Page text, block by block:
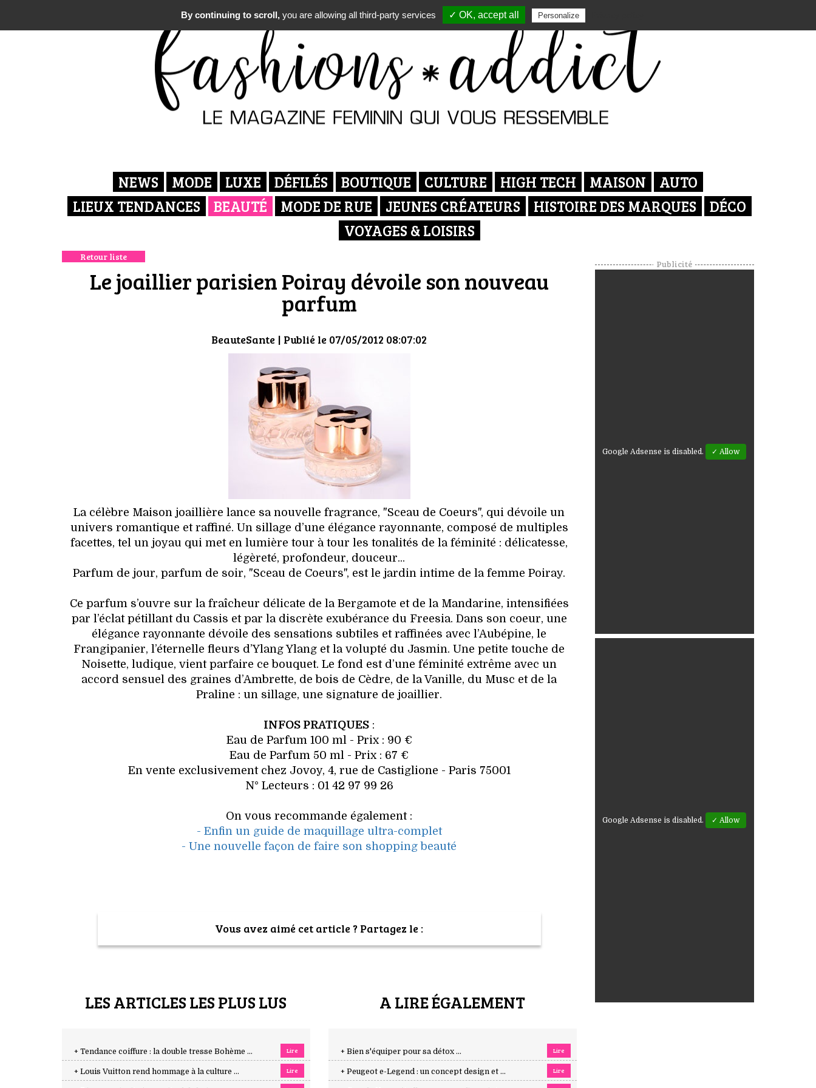
NEWS MODE LUXE DÉFILÉS BOUTIQUE CULTURE HIGH TECH MAISON
AUTO
LIEUX TENDANCES
BEAUTÉ MODE DE RUE JEUNES CRÉATEURS HISTOIRE DES MARQUES
DÉCO
VOYAGES & LOISIRS
Retour liste
Le joaillier parisien Poiray dévoile son nouveau
parfum
BeauteSante | Publié le 07/05/2012 08:07:02
La célèbre Maison joaillière lance sa nouvelle fragrance, "Sceau de Coeurs", qui dévoile un
univers romantique et raffiné. Un sillage d’une élégance rayonnante, composé de multiples
facettes, tel un joyau qui met en lumière tour à tour les tonalités de la féminité : délicatesse,
légèreté, profondeur, douceur...
Parfum de jour, parfum de soir, "Sceau de Coeurs", est le jardin intime de la femme Poiray.
Ce parfum s’ouvre sur la fraîcheur délicate de la Bergamote et de la Mandarine, intensifiées
par l’éclat pétillant du Cassis et par la discrète exubérance du Freesia. Dans son coeur, une
élégance rayonnante dévoile des sensations subtiles et raffinées avec l’Aubépine, le
Frangipanier, l’éternelle fleurs d’Ylang Ylang et la volupté du Jasmin. Une petite touche de
Noisette, ludique, vient parfaire ce bouquet. Le fond est d’une féminité extrême avec un
accord sensuel des graines d’Ambrette, de bois de Cèdre, de la Vanille, du Musc et de la
Praline : un sillage, une signature de joaillier.
INFOS PRATIQUES :
Eau de Parfum 100 ml - Prix : 90 €
Eau de Parfum 50 ml - Prix : 67 €
En vente exclusivement chez Jovoy, 4, rue de Castiglione - Paris 75001
N° Lecteurs : 01 42 97 99 26
On vous recommande également :
- Enfin un guide de maquillage ultra-complet
- Une nouvelle façon de faire son shopping beauté
Vous avez aimé cet article ? Partagez le :
LES ARTICLES LES PLUS LUS
+ Tendance coiffure : la double tresse Bohème ... Lire
+ Louis Vuitton rend hommage à la culture ... Lire
A LIRE ÉGALEMENT
+ Bien s'équiper pour sa détox ... Lire
+ Peugeot e-Legend : un concept design et ... Lire
Publicité
Google Adsense is disabled. ✓ Allow
Google Adsense is disabled. ✓ Allow
By continuing to scroll, you are allowing all third-party services ✓ OK, accept all Personalize